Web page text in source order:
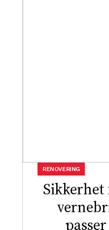
Sikkerhet
RENOVERING